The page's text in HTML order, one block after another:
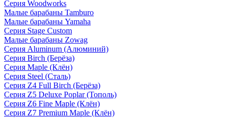
Серия Woodworks
Малые барабаны Tamburo
Малые барабаны Yamaha
Серия Stage Custom
Малые барабаны Zowag
Серия Aluminum (Алюминий)
Серия Birch (Берёза)
Серия Maple (Клён)
Серия Steel (Сталь)
Серия Z4 Full Birch (Берёза)
Серия Z5 Deluxe Poplar (Тополь)
Серия Z6 Fine Maple (Клён)
Серия Z7 Premium Maple (Клён)